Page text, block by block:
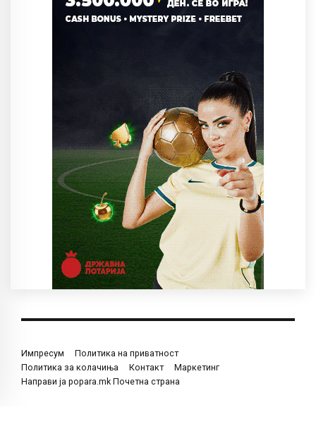
Импресум
Политика на приватност
Политика за колачиња
Контакт
Маркетинг
Направи ја popara.mk Почетна страна